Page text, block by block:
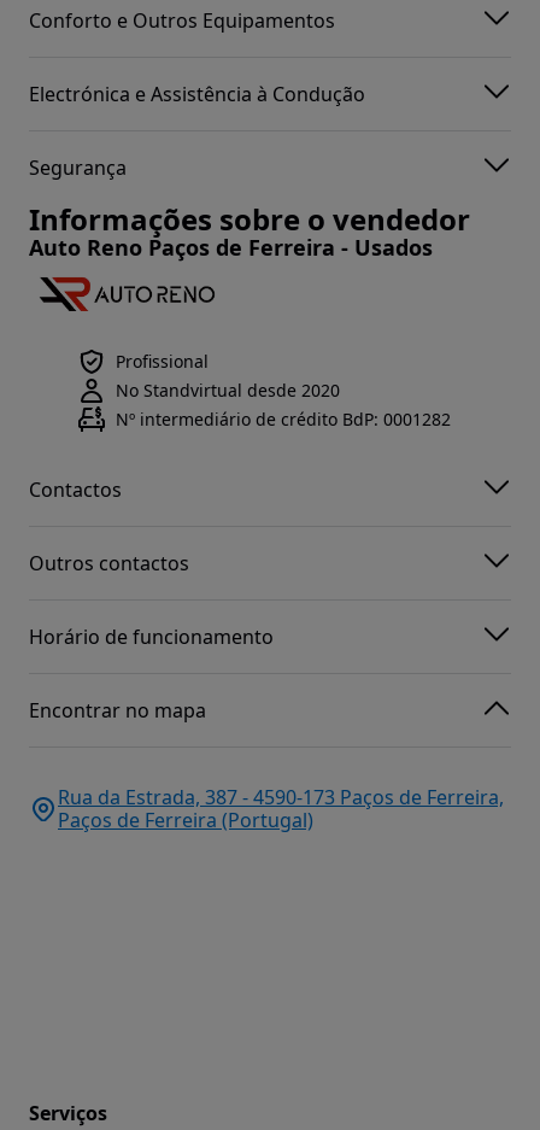
Conforto e Outros Equipamentos
Electrónica e Assistência à Condução
Segurança
Informações sobre o vendedor
Auto Reno Paços de Ferreira - Usados
Profissional
No Standvirtual desde 2020
Nº intermediário de crédito BdP: 0001282
Contactos
Outros contactos
Horário de funcionamento
Encontrar no mapa
Rua da Estrada, 387 - 4590-173 Paços de Ferreira,
Paços de Ferreira (Portugal)
Serviços